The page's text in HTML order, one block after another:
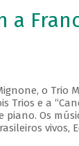
o Trio
Trios e a
Os
vivos,